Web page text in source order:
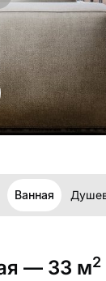
Ванная
— 33 м2